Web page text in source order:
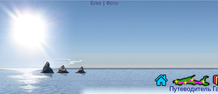
Блог | Фото
Путеводитель